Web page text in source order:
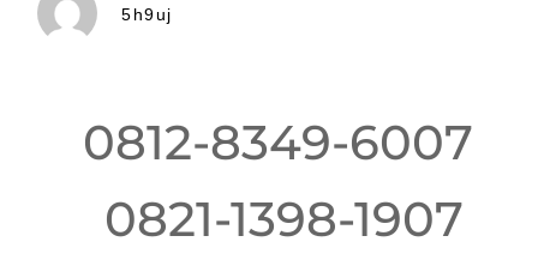
5h9uj
0812-8349-6007
0821-1398-1907